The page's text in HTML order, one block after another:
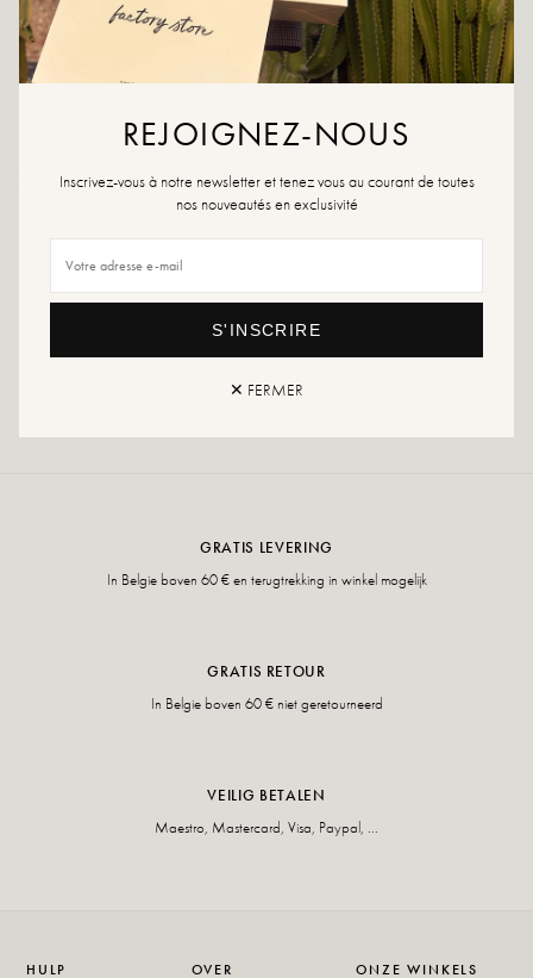
Kleuren:
Materiaal buitenkant: leer en textiel
Voering: textiel
waarschuwing in te stellen.
GRATIS LEVERING
In Belgie boven 60 € en terugtrekking in winkel mogelijk
GRATIS RETOUR
In Belgie boven 60 € niet geretourneerd
VEILIG BETALEN
Maestro, Mastercard, Visa, Paypal, ...
HULP OVER ONZE WINKELS
REJOIGNEZ-NOUS
Inscrivez-vous à notre newsletter et tenez vous au courant de toutes
nos nouveautés en exclusivité
S'INSCRIRE
✕ FERMER